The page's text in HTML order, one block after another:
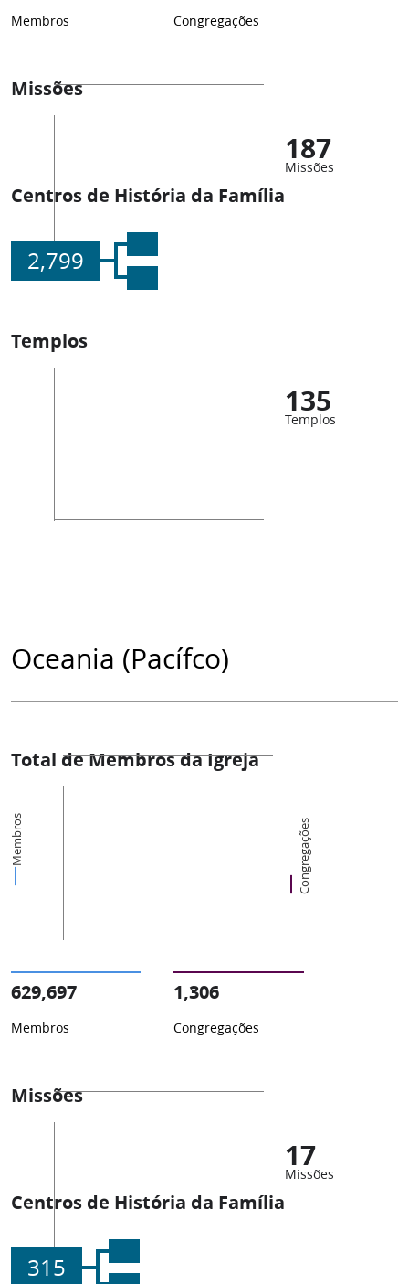
Membros Congregações
Missões
187
Missões
Centros de História da Família
2,799
Templos
135
Templos
Oceania (Pacífco)
Total de Membros da Igreja
Membros Congregações
629,697
Membros
1,306
Congregações
Missões
17
Missões
Centros de História da Família
315